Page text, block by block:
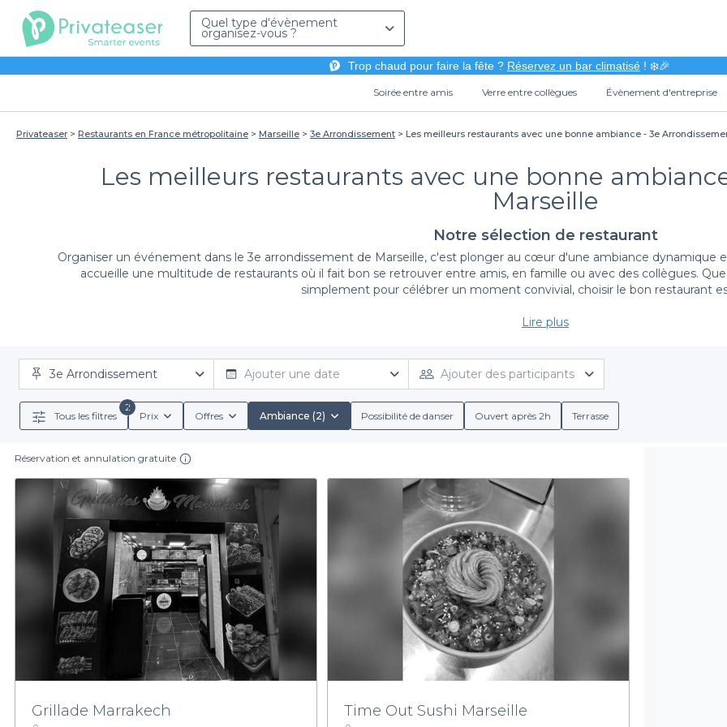
Quel type d'évènement
organisez-vous ?
Trop chaud pour faire la fête ? Réservez un bar climatisé! ❄️🎉
Soirée entre amis Verre entre collègues Évènement d'entreprise
Privateaser Restaurants en France métropolitaine Marseille 3e Arrondissement Les meilleurs restaurants avec une bonne ambiance - 3e
Les meilleurs restaurants avec une bonne
Marseille
Notre sélection de restaurant
Organiser un événement dans le 3e arrondissement de Marseille, c'est plonger au cœur d'une ambiance dynamique
accueille une multitude de restaurants où il fait bon se retrouver entre amis, en famille ou avec des collègues.
simplement pour célébrer un moment convivial, choisir le bon restaurant
Grâce à Privateaser, découvrir les meilleurs restaurants avec une bonne ambiance dans le 3e arrondissement de
un large éventail d’établissements qui s’adaptent à toutes vos attentes. Que vous soyez amateur de musique live,
l’endroit idéal pour votre événement. Nos restaurants référencés offrent souvent une atmosphère musicale qui
Utiliser notre plateforme pour réserver votre table, c’est bénéficier d’un processus simple et rapide. Avec des
variés, vous pouvez choisir parmi des formules adaptées à votre groupe, avec des offres comprenant des
principaux qui raviront les papilles de tous vos convives. La diversité des ambiances, allant du cadre intimiste aux
votre évènement selon vos envies.
La belle ville de Marseille, avec ses mélodies de la Méditerranée et ses ruelles colorées, vous attend. Ne laissez
Privateaser pour dénicher l’établissement qui répondra parfaitement à vos souhaits. Plongez dans l'étendue de nos
notre site pour explorer les possibilités qui s'offrent à vous et faites le premier pas vers une expérience culinaire
Lire plus
3e Arrondissement Ajouter une date Ajouter des participants
Tous les filtres
2
Prix Offres Ambiance (2) Possibilité de danser Ouvert après 2h Terrasse
Réservation et annulation gratuite
Grillade Marrakech Time Out Sushi Marseille